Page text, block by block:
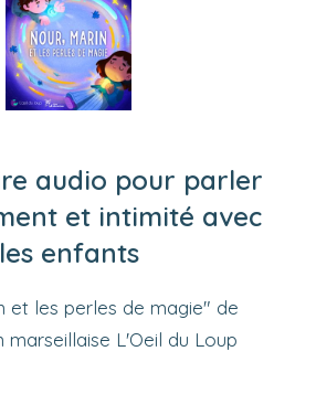
audio pour parler
et intimité avec
les enfants
et les perles de magie" de
marseillaise L'Oeil du Loup